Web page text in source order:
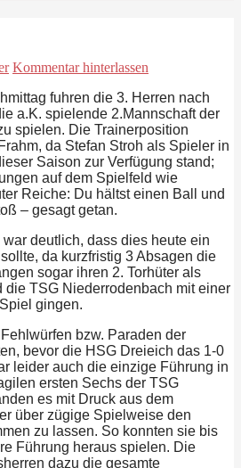
Kommentar hinterlassen
fuhren die 3. Herren nach
a.K. spielende 2.Mannschaft der
spielen. Die Trainerposition
da Stefan Stroh als Spieler in
Saison zur Verfügung stand;
auf dem Spielfeld wie
Reiche: Du hältst einen Ball und
– gesagt getan.
deutlich, dass dies heute ein
da kurzfristig 3 Absagen die
sogar ihren 2. Torhüter als
die TSG Niederrodenbach mit einer
gingen.
bzw. Paraden der
bevor die HSG Dreieich das 1-0
leider auch die einzige Führung in
ersten Sechs der TSG
es mit Druck aus dem
über zügige Spielweise den
zu lassen. So konnten sie bis
Führung heraus spielen. Die
dazu die gesamte